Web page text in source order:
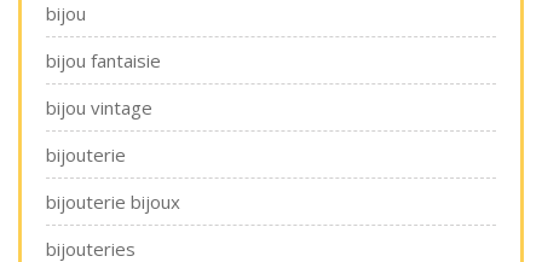
bijou
bijou fantaisie
bijou vintage
bijouterie
bijouterie bijoux
bijouteries